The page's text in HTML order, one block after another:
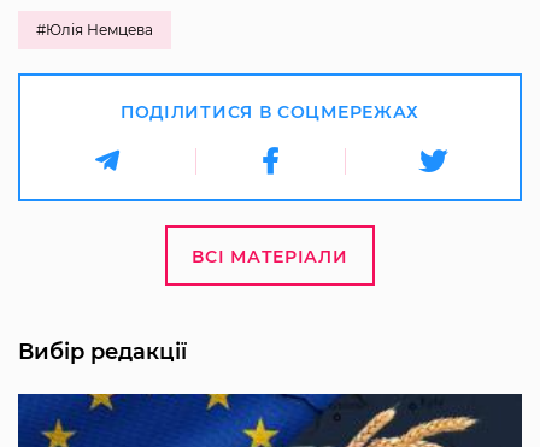
#Юлія Немцева
ПОДІЛИТИСЯ В СОЦМЕРЕЖАХ
ВСІ МАТЕРІАЛИ
Вибір редакції